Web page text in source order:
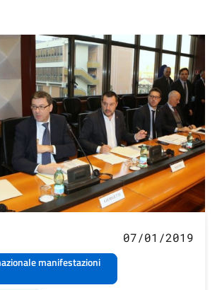
manifestazioni
07/01/2019